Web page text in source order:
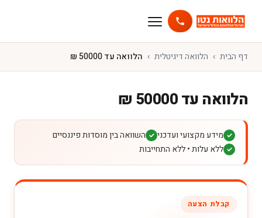
דף הבית הלוואה דיגיטלית הלוואה עד 50000 ₪
הלוואה עד 50000 ₪
✓ מידע מקצועי ועדכני ✓ השוואה בין מוסדות פיננסיים
✓ ללא עלות • ללא התחייבות
קבלת הצעה